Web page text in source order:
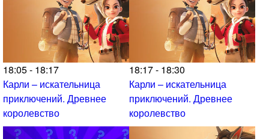
18:05 - 18:17
Карли – искательница
приключений. Древнее
королевство
18:17 - 18:30
Карли – искательница
приключений. Древнее
королевство